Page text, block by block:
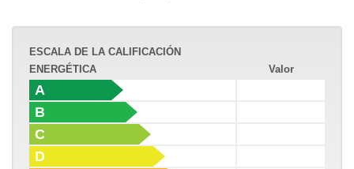
ESCALA DE LA CALIFICACIÓN
ENERGÉTICA
Valor
A
B
C
D